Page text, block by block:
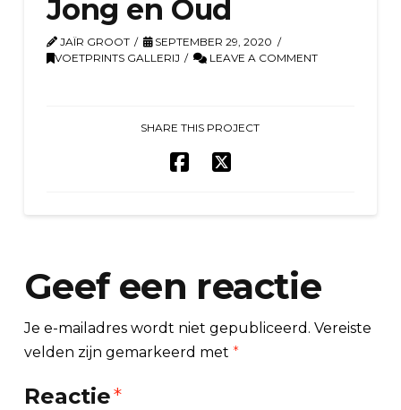
Jong en Oud
JAÏR GROOT
SEPTEMBER 29, 2020
VOETPRINTS GALLERIJ
LEAVE A COMMENT
SHARE THIS PROJECT
Geef een reactie
Je e-mailadres wordt niet gepubliceerd. Vereiste
velden zijn gemarkeerd met *
Reactie*